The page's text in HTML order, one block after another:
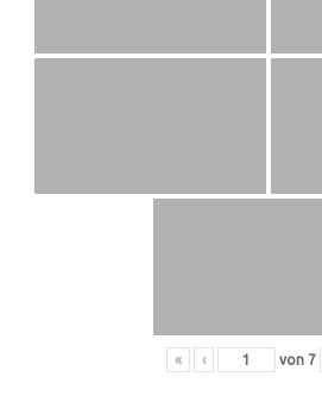
« ‹ von 7